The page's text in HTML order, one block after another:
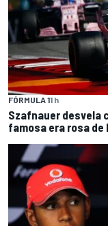
FÓRMULA 11 h
Szafnauer desvela
famosa era rosa de